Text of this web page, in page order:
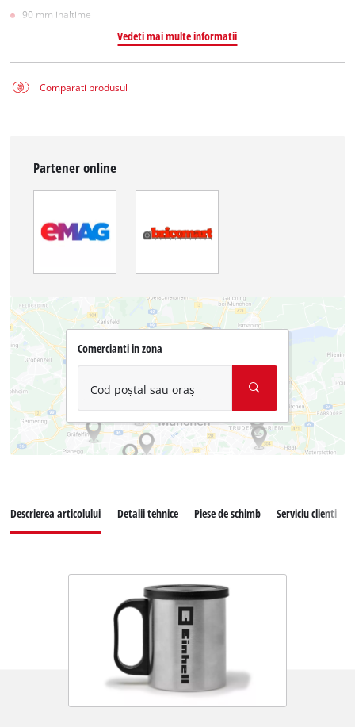
90 mm inaltime
Vedeti mai multe informatii
Comparati produsul
Partener online
Comercianti in zona
Cod poștal sau oraș
Descrierea articolului Detalii tehnice Piese de schimb Serviciu clienti